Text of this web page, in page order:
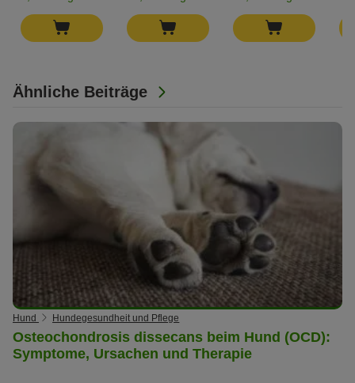
Ähnliche Beiträge
Hund Hundegesundheit und Pflege
Osteochondrosis dissecans beim Hund (OCD):
Symptome, Ursachen und Therapie